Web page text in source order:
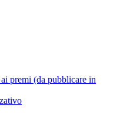
premi (da pubblicare in